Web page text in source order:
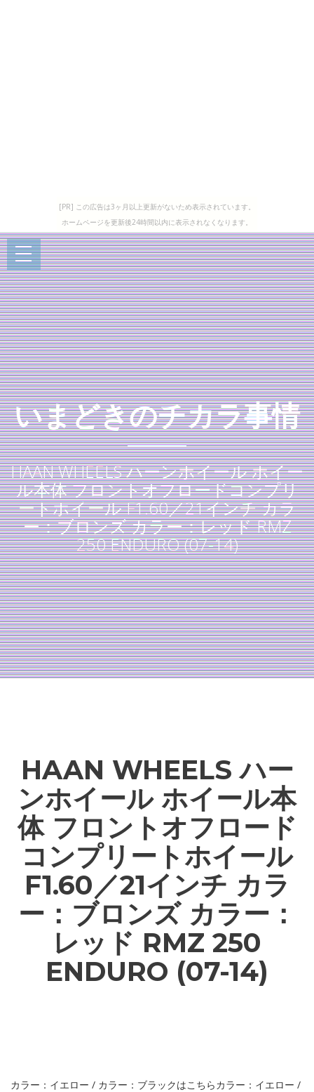
[PR] この広告は3ヶ月以上更新がないため表示されています。
ホームページを更新後24時間以内に表示されなくなります。
いまどきのチカラ事情
HAAN WHEELS ハーンホイール ホイー
ル本体 フロントオフロードコンプリ
ートホイール F1.60／21インチ カラ
ー：ブロンズ カラー：レッド RMZ
250 ENDURO (07-14)
HAAN WHEELS ハー
ンホイール ホイール本
体 フロントオフロード
コンプリートホイール
F1.60／21インチ カラ
ー：ブロンズ カラー：
レッド RMZ 250
ENDURO (07-14)
カラー：イエロー / カラー：ブラックはこちらカラー：イエロー /